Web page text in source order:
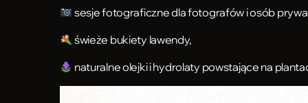
sesje fotograficzne dla fotografów i osób
świeże bukiety lawendy,
naturalne olejki i hydrolaty powstające na